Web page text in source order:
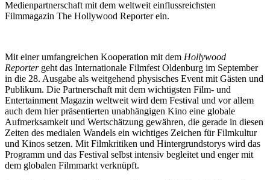
Medienpartnerschaft mit dem weltweit einflussreichsten
Filmmagazin The Hollywood Reporter ein.
Mit einer umfangreichen Kooperation mit dem Hollywood
Reporter geht das Internationale Filmfest Oldenburg im September
in die 28. Ausgabe als weitgehend physisches Event mit Gästen und
Publikum. Die Partnerschaft mit dem wichtigsten Film- und
Entertainment Magazin weltweit wird dem Festival und vor allem
auch dem hier präsentierten unabhängigen Kino eine globale
Aufmerksamkeit und Wertschätzung gewähren, die gerade in diesen
Zeiten des medialen Wandels ein wichtiges Zeichen für Filmkultur
und Kinos setzen. Mit Filmkritiken und Hintergrundstorys wird das
Programm und das Festival selbst intensiv begleitet und enger mit
dem globalen Filmmarkt verknüpft.